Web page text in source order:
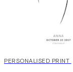
20%*
PERSONALISED PRINT